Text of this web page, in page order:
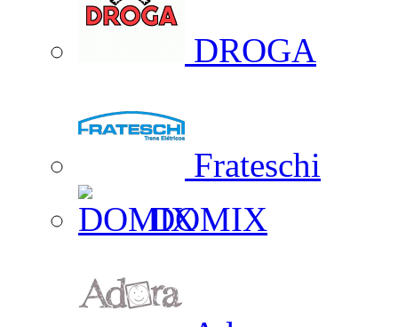
DROGA
Frateschi
DOMIX